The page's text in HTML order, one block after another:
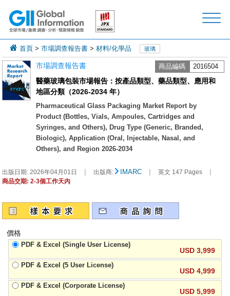
首頁 >市場調查報告書 >材料/化學品 玻璃
市場調查報告書 商品編碼 2016504
醫藥玻璃包裝市場報告：按產品類型、藥品類型、應用和
地區分類（2026-2034 年）
Pharmaceutical Glass Packaging Market Report by
Product (Bottles, Vials, Ampoules, Cartridges and
Syringes, and Others), Drug Type (Generic, Branded,
Biologic), Application (Oral, Injectable, Nasal, and
Others), and Region 2026-2034
出版日期:2026年04月01日 | 出版商: IMARC | 英文 147 Pages |
商品交期: 2-3個工作天內
價格
PDF & Excel (Single User License)
USD 3,999
PDF & Excel (5 User License)
USD 4,999
PDF & Excel (Corporate License)
USD 5,999